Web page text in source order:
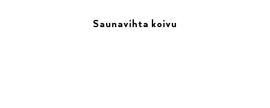
Saunavihta koivu